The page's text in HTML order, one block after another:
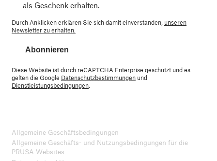
als Geschenk erhalten.
Durch Anklicken erklären Sie sich damit einverstanden, unseren
Newsletter zu erhalten.
Abonnieren
Diese Website ist durch reCAPTCHA Enterprise geschützt und es
gelten die Google Datenschutzbestimmungen und
Dienstleistungsbedingungen
Allgemeine Geschäftsbedingungen
Allgemeine Geschäfts- und Nutzungsbedingungen für die
PRUSA-Websites